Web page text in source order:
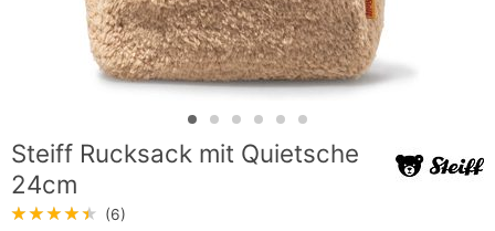
Steiff Rucksack mit Quietsche
24cm
★★★★★ (6)